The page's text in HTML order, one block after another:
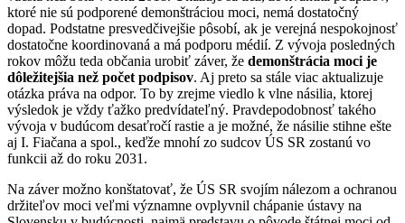
ktoré nie sú podporené demonštráciou moci, nemá dostatočný
dopad. Podstatne presvedčivejšie pôsobí, ak je verejná nespokojnosť
dostatočne koordinovaná a má podporu médií. Z vývoja posledných
rokov môžu teda občania urobiť záver, že demonštrácia moci je
dôležitejšia než počet podpisov. Aj preto sa stále viac aktualizuje
otázka práva na odpor. To by zrejme viedlo k vlne násilia, ktorej
výsledok je vždy ťažko predvídateľný. Pravdepodobnosť takého
vývoja v budúcom desaťročí rastie a je možné, že násilie stihne ešte
aj I. Fiačana a spol., keďže mnohí zo sudcov ÚS SR zostanú vo
funkcii až do roku 2031.
Na záver možno konštatovať, že ÚS SR svojím nálezom a ochranou
držiteľov moci veľmi významne ovplyvnil chápanie ústavy na